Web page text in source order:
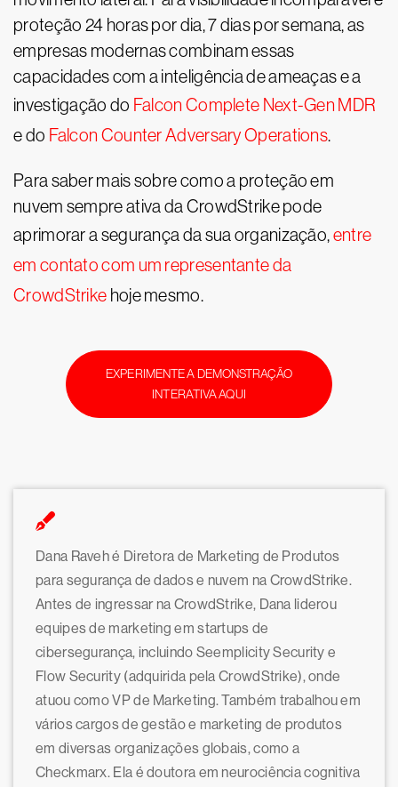
proteção 24 horas por dia, 7 dias por semana, as
empresas modernas combinam essas
capacidades com a inteligência de ameaças e a
investigação do Falcon Complete Next-Gen MDR
e do Falcon Counter Adversary Operations.
Para saber mais sobre como a proteção em
nuvem sempre ativa da CrowdStrike pode
aprimorar a segurança da sua organização,entre
em contato com um representante da
CrowdStrike hoje mesmo.
EXPERIMENTE A DEMONSTRAÇÃO
INTERATIVA AQUI
Dana Raveh é Diretora de Marketing de Produtos
para segurança de dados e nuvem na CrowdStrike.
Antes de ingressar na CrowdStrike, Dana liderou
equipes de marketing em startups de
cibersegurança, incluindo Seemplicity Security e
Flow Security (adquirida pela CrowdStrike), onde
atuou como VP de Marketing. Também trabalhou em
vários cargos de gestão e marketing de produtos
em diversas organizações globais, como a
Checkmarx. Ela é doutora em neurociência cognitiva